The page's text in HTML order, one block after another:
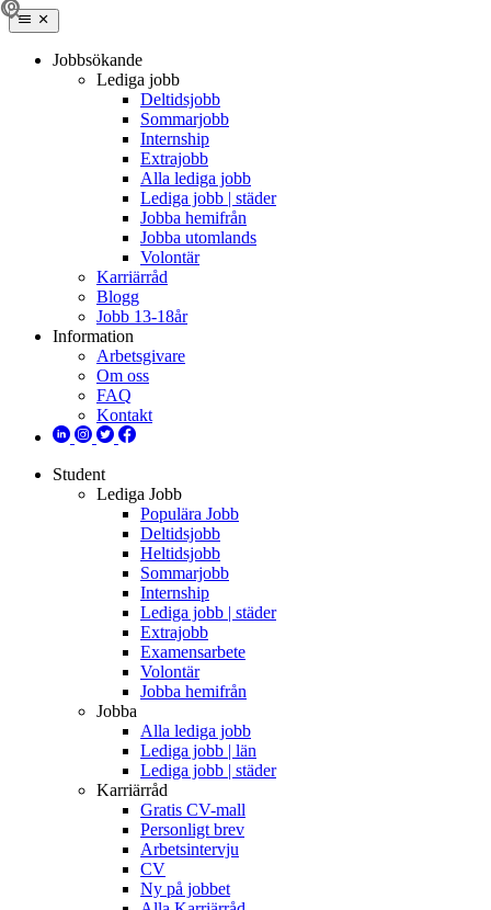
Jobbsökande
Lediga jobb
Deltidsjobb
Sommarjobb
Internship
Extrajobb
Alla lediga jobb
Lediga jobb | städer
Jobba hemifrån
Jobba utomlands
Volontär
Karriärråd
Blogg
Jobb 13-18år
Information
Arbetsgivare
Om oss
FAQ
Kontakt
Student
Lediga Jobb
Populära Jobb
Deltidsjobb
Heltidsjobb
Sommarjobb
Internship
Lediga jobb | städer
Extrajobb
Examensarbete
Volontär
Jobba hemifrån
Jobba
Alla lediga jobb
Lediga jobb | län
Lediga jobb | städer
Karriärråd
Gratis CV-mall
Personligt brev
Arbetsintervju
CV
Ny på jobbet